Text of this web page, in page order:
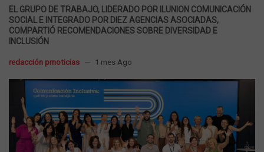
EL GRUPO DE TRABAJO, LIDERADO POR ILUNION COMUNICACIÓN
SOCIAL E INTEGRADO POR DIEZ AGENCIAS ASOCIADAS,
COMPARTIÓ RECOMENDACIONES SOBRE DIVERSIDAD E
INCLUSIÓN
redacción prnoticias 1 mes Ago